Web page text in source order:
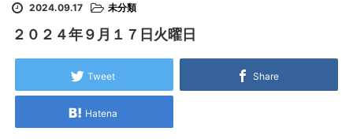
2024.09.17 未分類
２０２４年９月１７日火曜日
Tweet Share
Hatena